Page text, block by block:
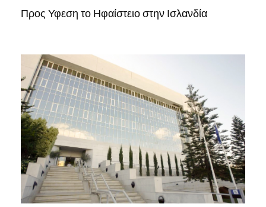
Προς Υφεση το Ηφαίστειο στην Ισλανδία